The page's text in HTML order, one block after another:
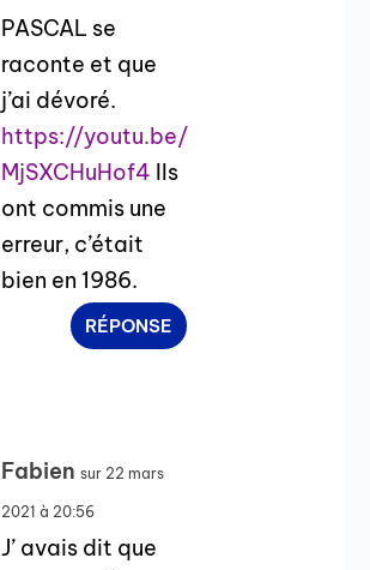
PASCAL se
raconte et que
j’ai dévoré.
https://youtu.be/
MjSXCHuHof4 Ils
ont commis une
erreur, c’était
bien en 1986.
RÉPONSE
Fabien sur 22 mars
2021 à 20:56
J’ avais dit que